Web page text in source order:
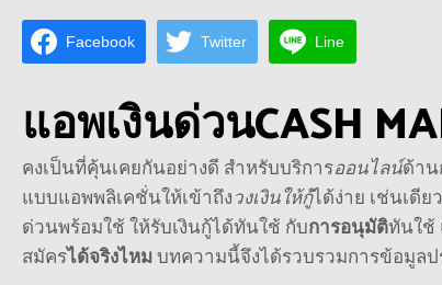
Facebook Twitter Line
แอพเงินด่วนCASH
คงเป็นที่คุ้นเคยกันอย่างดี สำหรับบริการออนไลน์ด้าน
แบบแอพพลิเคชั่นให้เข้าถึงวงเงินให้กู้ได้ง่าย เช่นเดี
ด่วนพร้อมใช้ ให้รับเงินกู้ได้ทันใช้ กับการอนุมัติทันใช้
สมัครได้จริงไหมบทความนี้จึงได้รวบรวมการข้อมูล